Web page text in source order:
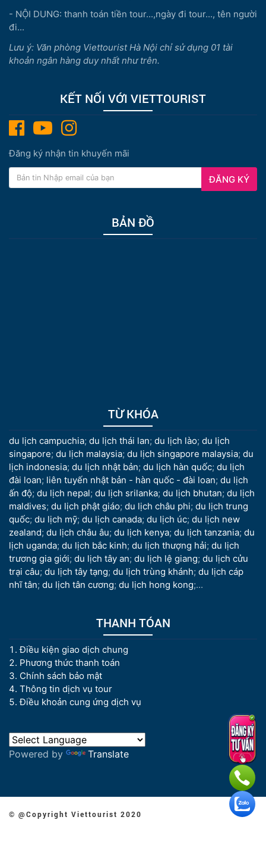
- NỘI DUNG: thanh toán tiền tour...,ngày đi tour..., tên người
đi...
Lưu ý: Văn phòng Viettourist Hà Nội chỉ sử dụng 01 tài
khoản ngân hàng duy nhất như trên.
KẾT NỐI VỚI VIETTOURIST
Đăng ký nhận tin khuyến mãi
ĐĂNG KÝ
BẢN ĐỒ
TỪ KHÓA
du lịch campuchia; du lịch thái lan; du lịch lào; du lịch
singapore; du lịch malaysia; du lịch singapore malaysia; du
lịch indonesia; du lịch nhật bản; du lịch hàn quốc; du lịch
đài loan; liên tuyến nhật bản - hàn quốc - đài loan; du lịch
ấn độ; du lịch nepal; du lịch srilanka; du lịch bhutan; du lịch
maldives; du lịch phật giáo; du lịch châu phi; du lịch trung
quốc; du lịch mỹ; du lịch canada; du lịch úc; du lịch new
zealand; du lịch châu âu; du lịch kenya; du lịch tanzania; du
lịch uganda; du lịch bắc kinh; du lịch thượng hải; du lịch
trương gia giới; du lịch tây an; du lịch lệ giang; du lịch cửu
trại câu; du lịch tây tạng; du lịch trùng khánh; du lịch cáp
nhĩ tân; du lịch tân cương; du lịch hong kong;...
THANH TÓAN
Điều kiện giao dịch chung
Phương thức thanh toán
Chính sách bảo mật
Thông tin dịch vụ tour
Điều khoản cung ứng dịch vụ
Powered by Translate
© @Copyright Viettourist 2020